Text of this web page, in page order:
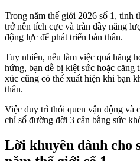
Trong năm thế giới 2026 số 1, tinh
trở nên tích cực và tràn đầy năng
động lực để phát triển bản thân.
Tuy nhiên, nếu làm việc quá hăng
hứng, bạn dễ bị kiệt sức hoặc căng
xúc cũng có thể xuất hiện khi bạn
thân.
Việc duy trì thói quen vận động và
chỉ số đường đời 3 cân bằng sức
Lời khuyên dành cho